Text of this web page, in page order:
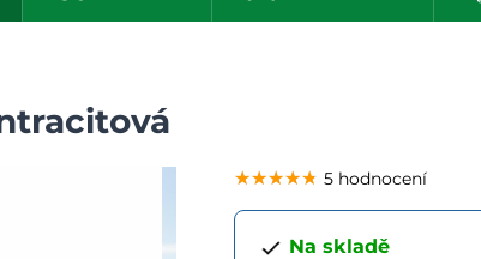
★★★★★
★★★★★
★★★★★ 5 hodnocení
Na skladě